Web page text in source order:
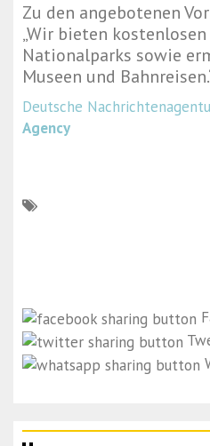
Zu den angebotenen
„Wir bieten
Nationalparks sowie
Museen und
Deutsche
Agency